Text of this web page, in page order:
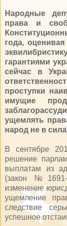
Народные
права и
года,
гарантиями
сейчас в
проступки
имущие
ущемлять
народ не в
В сентябре
решение
выплатам из
(закон
изменение
ущемление
следствие
успешное